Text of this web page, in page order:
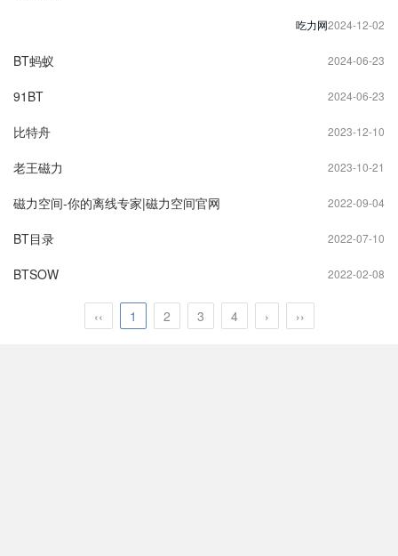
2024-12-02
吃力网
2024-06-23
BT蚂蚁
2024-06-23
91BT
2023-12-10
比特舟
2023-10-21
老王磁力
2022-09-04
磁力空间-你的离线专家|磁力空间官网
2022-07-10
BT目录
2022-02-08
BTSOW
‹‹ 1 2 3 4 › ››